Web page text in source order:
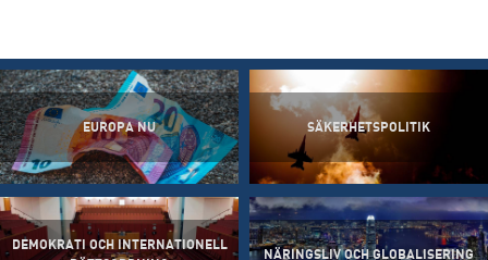
EUROPA NU SÄKERHETSPOLITIK
DEMOKRATI OCH INTERNATIONELL
NÄRINGSLIV OCH GLOBALISERING